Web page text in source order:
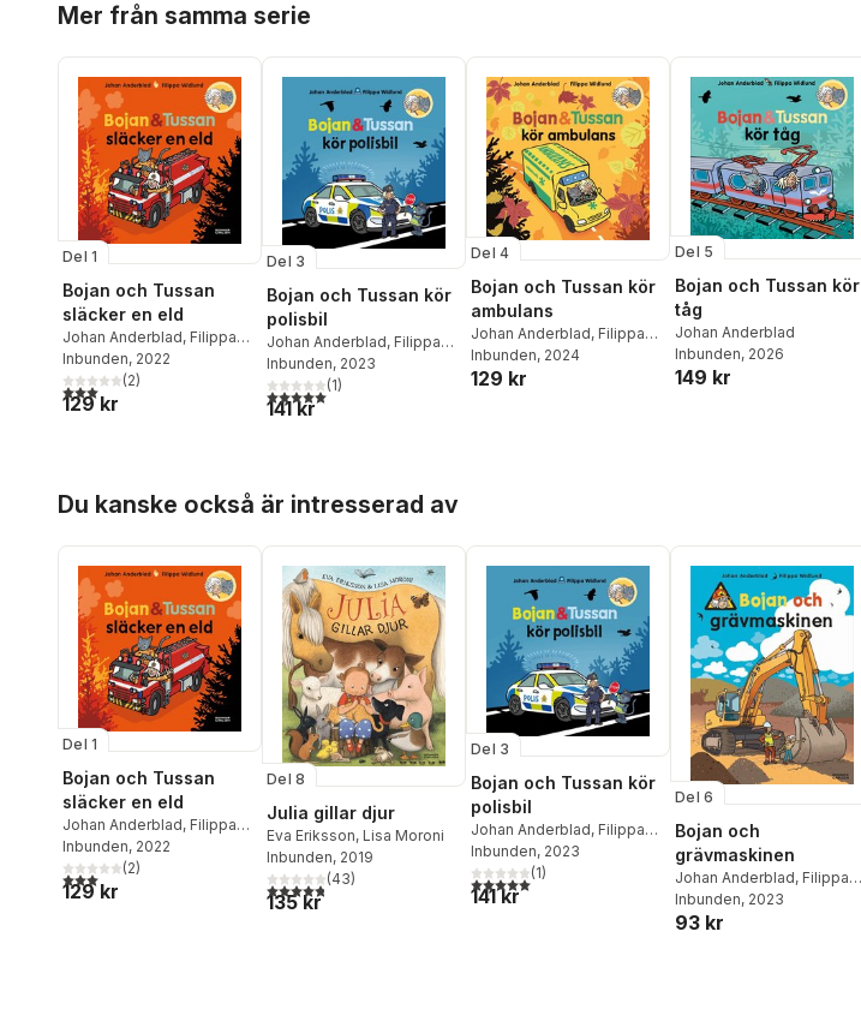
Mer från samma serie
Del 1
Bojan och Tussan
släcker en eld
Johan Anderblad, Filippa
Widlund
Inbunden, 2022
3,0utav 5 stjärnor. Totalt antal röster:
(2)
129 kr
Del 3
Bojan och Tussan kör
polisbil
Johan Anderblad, Filippa
Widlund
Inbunden, 2023
5,0utav 5 stjärnor. Totalt antal röster:
(1)
141 kr
Del 4
Bojan och Tussan kör
ambulans
Johan Anderblad, Filippa
Widlund
Inbunden, 2024
129 kr
Del 5
Bojan och Tussan kör
tåg
Johan Anderblad
Inbunden, 2026
149 kr
Du kanske också är intresserad av
Del 1
Bojan och Tussan
släcker en eld
Johan Anderblad, Filippa
Widlund
Inbunden, 2022
3,0utav 5 stjärnor. Totalt antal röster:
(2)
129 kr
Del 8
Julia gillar djur
Eva Eriksson, Lisa Moroni
Inbunden, 2019
4,8utav 5 stjärnor. Totalt antal röster:
(43)
135 kr
Del 3
Bojan och Tussan kör
polisbil
Johan Anderblad, Filippa
Widlund
Inbunden, 2023
5,0utav 5 stjärnor. Totalt antal röster:
(1)
141 kr
Del 6
Bojan och
grävmaskinen
Johan Anderblad, Filippa
Widlund
Inbunden, 2023
93 kr